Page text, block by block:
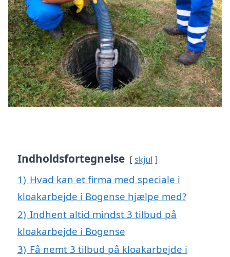
Indholdsfortegnelse skjul
1) Hvad kan et firma med speciale i
kloakarbejde i Bogense hjælpe med?
2) Indhent altid mindst 3 tilbud på
kloakarbejde i Bogense
3) Få nemt 3 tilbud på kloakarbejde i